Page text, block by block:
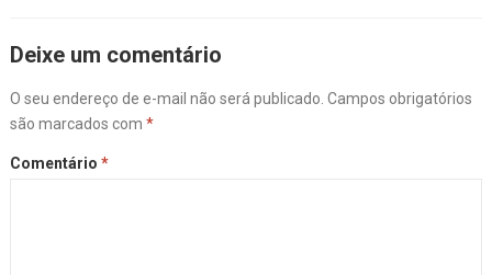
Deixe um comentário
O seu endereço de e-mail não será publicado. Campos obrigatórios
são marcados com *
Comentário *